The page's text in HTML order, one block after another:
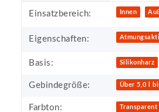
Produkteigenschaft
Wert
Einsatzbereich: Innen
Eigenschaften:
Basis: Silikonharz
Gebindegröße: Über 5,0 l
Farbton: Transparent